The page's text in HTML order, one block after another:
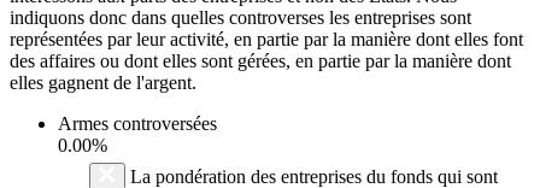
indiquons donc dans quelles controverses les entreprises sont
représentées par leur activité, en partie par la manière dont elles font
des affaires ou dont elles sont gérées, en partie par la manière dont
elles gagnent de l'argent.
Armes controversées
0.00%
La pondération des entreprises du fonds qui sont